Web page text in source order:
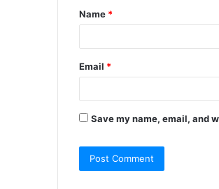
*
Name *
Email *
Save my name, email, and